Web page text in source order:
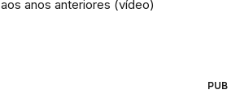
aos anos anteriores (vídeo)
PUB